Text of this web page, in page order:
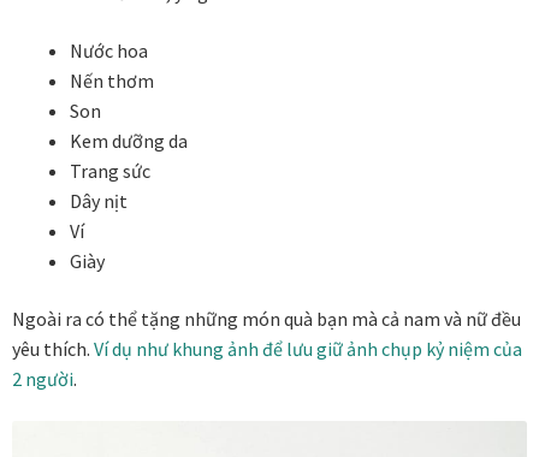
Kim liên vạn phúc phòng thờ
Liên hệ
Nghệ thuật sơn mài dát vàng
Nước hoa
Nến thơm
Son
Kem dưỡng da
Trang sức
Dây nịt
Ví
Giày
Ngoài ra có thể tặng những món quà bạn mà cả nam và nữ đều
yêu thích. Ví dụ như khung ảnh để lưu giữ ảnh chụp kỷ niệm của
2 người.